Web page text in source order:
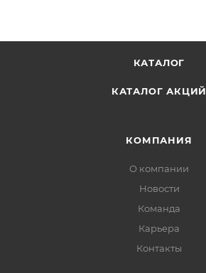
КАТАЛОГ
КАТАЛОГ АКЦИЙ
КОМПАНИЯ
О компании
Новости
Команда
Карьера
Контакты